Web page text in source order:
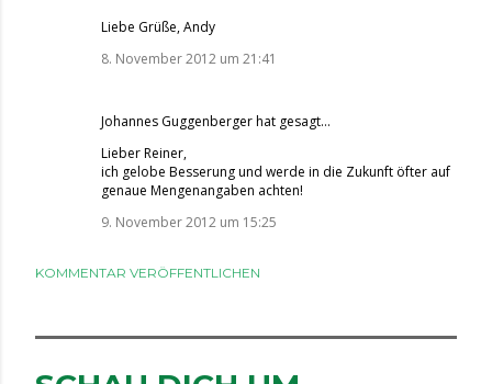
Liebe Grüße, Andy
8. November 2012 um 21:41
Johannes Guggenbergerhat gesagt…
Lieber Reiner,
ich gelobe Besserung und werde in die Zukunft öfter auf
genaue Mengenangaben achten!
9. November 2012 um 15:25
KOMMENTAR VERÖFFENTLICHEN